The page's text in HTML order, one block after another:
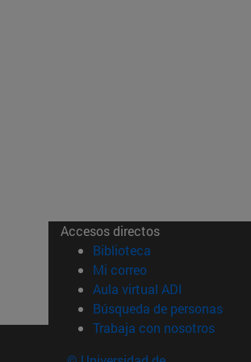
Accesos directos
Biblioteca (abre en nueva
Mi correo(abre en nueva
Aula virtual ADI (abre en
Búsqueda de personas
Trabaja con nosotros(abre